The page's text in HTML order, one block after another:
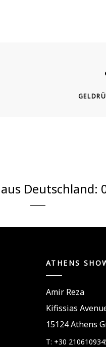
Deutschland:
ATHENS
Amir Reza
Kifissias
15124 Athens
T: +30